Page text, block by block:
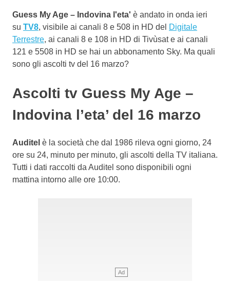
Guess My Age – Indovina l'eta' è andato in onda ieri
su TV8, visibile ai canali 8 e 508 in HD del Digitale
Terrestre, ai canali 8 e 108 in HD di Tivùsat e ai canali
121 e 5508 in HD se hai un abbonamento Sky. Ma quali
sono gli ascolti tv del 16 marzo?
Ascolti tv Guess My Age –
Indovina l’eta’ del 16 marzo
Auditel è la società che dal 1986 rileva ogni giorno, 24
ore su 24, minuto per minuto, gli ascolti della TV italiana.
Tutti i dati raccolti da Auditel sono disponibili ogni
mattina intorno alle ore 10:00.